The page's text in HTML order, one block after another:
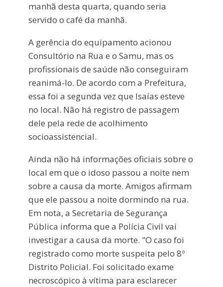
manhã desta quarta, quando seria
servido o café da manhã.
A gerência do equipamento acionou
Consultório na Rua e o Samu, mas os
profissionais de saúde não conseguiram
reanimá-lo. De acordo com a Prefeitura,
essa foi a segunda vez que Isaías esteve
no local. Não há registro de passagem
dele pela rede de acolhimento
socioassistencial.
Ainda não há informações oficiais sobre o
local em que o idoso passou a noite nem
sobre a causa da morte. Amigos afirmam
que ele passou a noite dormindo na rua.
Em nota, a Secretaria de Segurança
Pública informa que a Polícia Civil vai
investigar a causa da morte. "O caso foi
registrado como morte suspeita pelo 8º
Distrito Policial. Foi solicitado exame
necroscópico à vítima para esclarecer